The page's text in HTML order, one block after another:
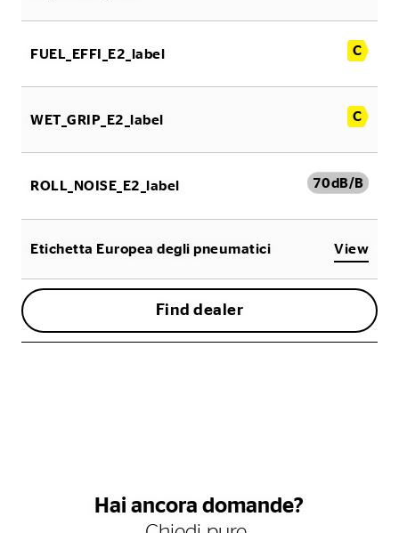
FUEL_EFFI_E2_label C
WET_GRIP_E2_label C
ROLL_NOISE_E2_label 70dB/B
Etichetta Europea degli pneumatici View
Find dealer
Hai ancora domande?